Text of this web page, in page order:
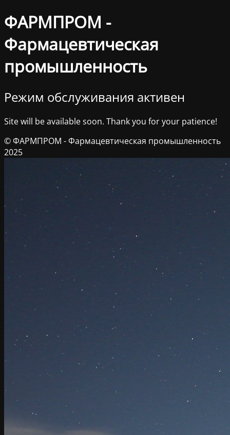
ФАРМПРОМ -
Фармацевтическая
промышленность
Режим обслуживания активен
Site will be available soon. Thank you for your patience!
© ФАРМПРОМ - Фармацевтическая промышленность
2025